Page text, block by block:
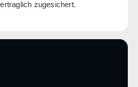
zugesichert.